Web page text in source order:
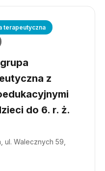
terapeutyczna
z
do 6. r. ż.
ul. Walecznych 59,